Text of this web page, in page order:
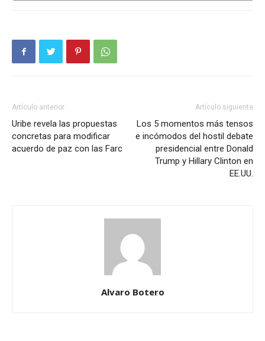
Artículo anterior
Uribe revela las propuestas
concretas para modificar
acuerdo de paz con las Farc
Artículo siguiente
Los 5 momentos más tensos
e incómodos del hostil debate
presidencial entre Donald
Trump y Hillary Clinton en
EE.UU.
Alvaro Botero